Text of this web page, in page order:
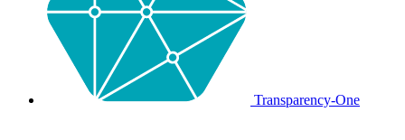
Transparency-One